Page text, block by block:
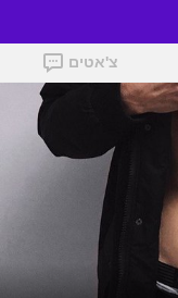
צ'אטים